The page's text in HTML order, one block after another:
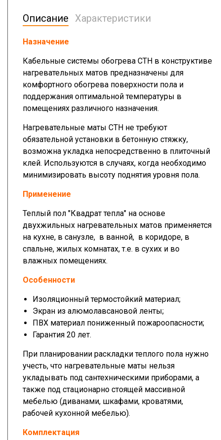
Описание Характеристики
Назначение
Кабельные системы обогрева СТН в конструктиве
нагревательных матов предназначены для
комфортного обогрева поверхности пола и
поддержания оптимальной температуры в
помещениях различного назначения.
Нагревательные маты СТН не требуют
обязательной установки в бетонную стяжку,
возможна укладка непосредственно в плиточный
клей. Используются в случаях, когда необходимо
минимизировать высоту поднятия уровня пола.
Применение
Теплый пол "Квадрат тепла" на основе
двухжильных нагревательных матов применяется
на кухне, в санузле, в ванной, в коридоре, в
спальне, жилых комнатах, т.е. в сухих и во
влажных помещениях.
Особенности
Изоляционный термостойкий материал;
Экран из алюмолавсановой ленты;
ПВХ материал пониженный пожароопасности;
Гарантия 20 лет.
При планировании раскладки теплого пола нужно
учесть, что нагревательные маты нельзя
укладывать под сантехническими приборами, а
также под стационарно стоящей массивной
мебелью (диванами, шкафами, кроватями,
рабочей кухонной мебелью).
Комплектация